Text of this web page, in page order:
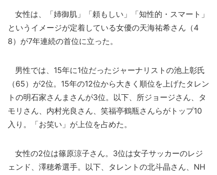
女性は、「姉御肌」「頼もしい」「知性的・スマート」
というイメージが定着している女優の天海祐希さん（4
8）が7年連続の首位に立った。
男性では、15年に1位だったジャーナリストの池上彰氏
（65）が2位。15年の12位から大きく順位を上げたタレン
トの明石家さんまさんが3位。以下、所ジョージさん、タ
モリさん、内村光良さん、笑福亭鶴瓶さんらがトップ10
入り。「お笑い」が上位を占めた。
女性の2位は篠原涼子さん。3位は女子サッカーのレジ
ェンド、澤穂希選手。以下、タレントの北斗晶さん、NH